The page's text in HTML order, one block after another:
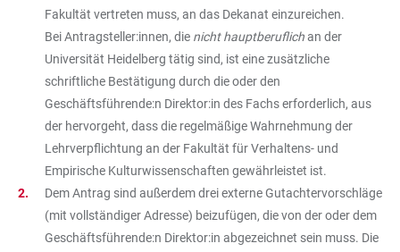
Fakultät vertreten muss, an das Dekanat einzureichen.
Bei Antragsteller:innen, die nicht hauptberuflichan der
Universität Heidelberg tätig sind, ist eine zusätzliche
schriftliche Bestätigung durch die oder den
Geschäftsführende:n Direktor:in des Fachs erforderlich, aus
der hervorgeht, dass die regelmäßige Wahrnehmung der
Lehrverpflichtung an der Fakultät für Verhaltens- und
Empirische Kulturwissenschaften gewährleistet ist.
Dem Antrag sind außerdem drei externe Gutachtervorschläge
(mit vollständiger Adresse) beizufügen, die von der oder dem
Geschäftsführende:n Direktor:in abgezeichnet sein muss. Die